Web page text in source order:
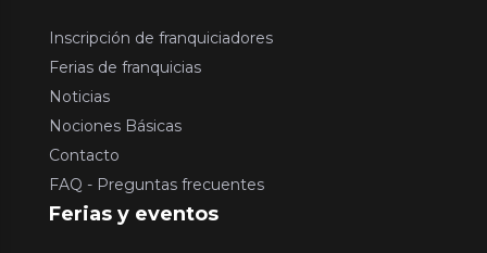
Inscripción de franquiciadores
Ferias de franquicias
Noticias
Nociones Básicas
Contacto
FAQ - Preguntas frecuentes
Ferias y eventos